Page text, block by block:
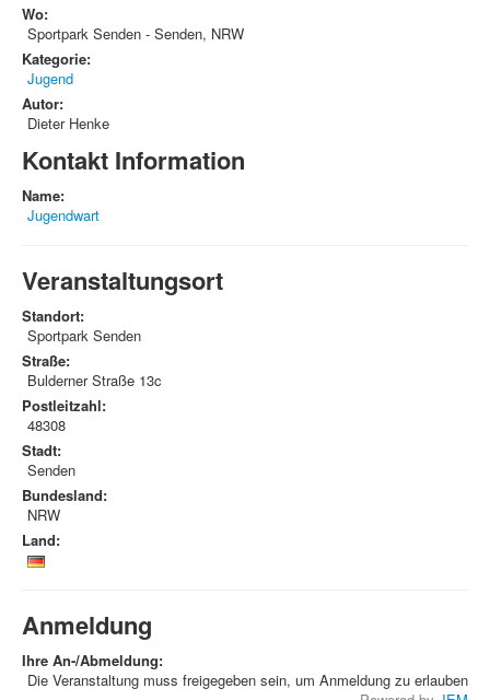
Wo:
Sportpark Senden - Senden, NRW
Kategorie:
Jugend
Autor:
Dieter Henke
Kontakt Information
Name:
Jugendwart
Veranstaltungsort
Standort:
Sportpark Senden
Straße:
Bulderner Straße 13c
Postleitzahl:
48308
Stadt:
Senden
Bundesland:
NRW
Land:
Anmeldung
Ihre An-/Abmeldung:
Die Veranstaltung muss freigegeben sein, um Anmeldung zu erlauben